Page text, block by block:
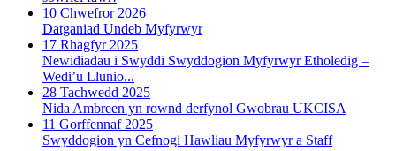
10 Chwefror 2026
Datganiad Undeb Myfyrwyr
17 Rhagfyr 2025
Newidiadau i Swyddi Swyddogion Myfyrwyr Etholedig –
Wedi’u Llunio...
28 Tachwedd 2025
Nida Ambreen yn rownd derfynol Gwobrau UKCISA
11 Gorffennaf 2025
Swyddogion yn Cefnogi Hawliau Myfyrwyr a Staff